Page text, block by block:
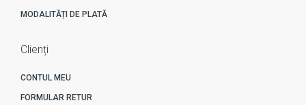
MODALITĂȚI DE PLATĂ
Clienți
CONTUL MEU
FORMULAR RETUR